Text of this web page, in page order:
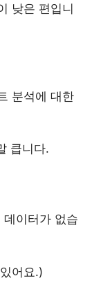
낮은 편입니
분석에 대한
큽니다.
이터가 없습
어요.)